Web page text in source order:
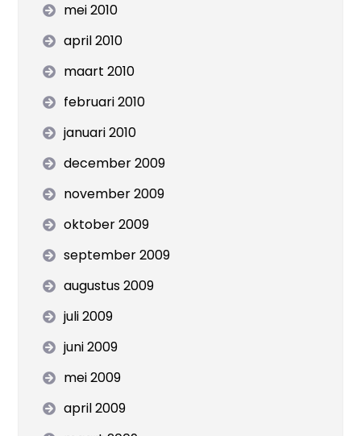
mei 2010
april 2010
maart 2010
februari 2010
januari 2010
december 2009
november 2009
oktober 2009
september 2009
augustus 2009
juli 2009
juni 2009
mei 2009
april 2009